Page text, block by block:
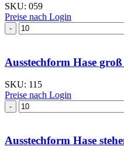
SKU: 059
Preise nach Login
Ausstechform Hase
SKU: 115
Preise nach Login
Ausstechform Hase